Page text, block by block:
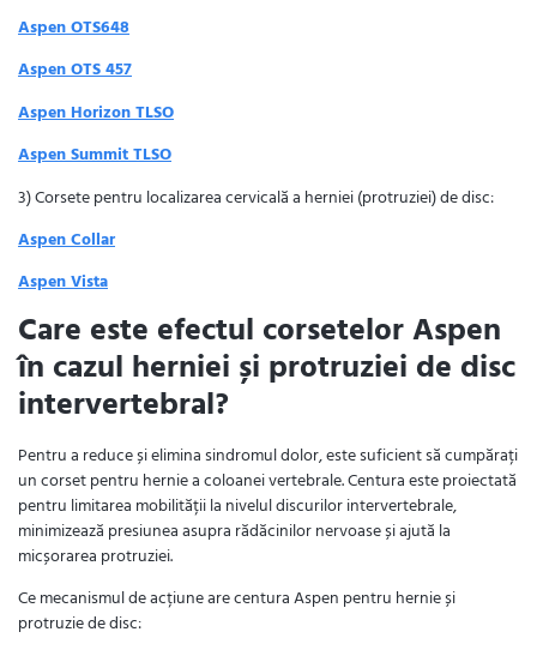
Aspen OTS648
Aspen OTS 457
Aspen Horizon TLSO
Aspen Summit TLSO
3) Corsete pentru localizarea cervicală a herniei (protruziei) de disc:
Aspen Collar
Aspen Vista
Care este efectul corsetelor Aspen
în cazul herniei și protruziei de disc
intervertebral?
Pentru a reduce și elimina sindromul dolor, este suficient să cumpărați
un corset pentru hernie a coloanei vertebrale. Centura este proiectată
pentru limitarea mobilității la nivelul discurilor intervertebrale,
minimizează presiunea asupra rădăcinilor nervoase și ajută la
micșorarea protruziei.
Ce mecanismul de acțiune are centura Aspen pentru hernie și
protruzie de disc: